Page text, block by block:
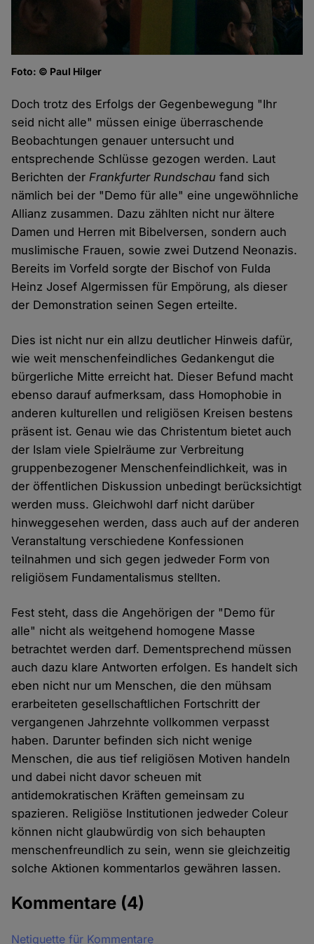
Foto: © Paul Hilger
Doch trotz des Erfolgs der Gegenbewegung "Ihr
seid nicht alle" müssen einige überraschende
Beobachtungen genauer untersucht und
entsprechende Schlüsse gezogen werden. Laut
Berichten der Frankfurter Rundschau fand sich
nämlich bei der "Demo für alle" eine ungewöhnliche
Allianz zusammen. Dazu zählten nicht nur ältere
Damen und Herren mit Bibelversen, sondern auch
muslimische Frauen, sowie zwei Dutzend Neonazis.
Bereits im Vorfeld sorgte der Bischof von Fulda
Heinz Josef Algermissen für Empörung, als dieser
der Demonstration seinen Segen erteilte.
Dies ist nicht nur ein allzu deutlicher Hinweis dafür,
wie weit menschenfeindliches Gedankengut die
bürgerliche Mitte erreicht hat. Dieser Befund macht
ebenso darauf aufmerksam, dass Homophobie in
anderen kulturellen und religiösen Kreisen bestens
präsent ist. Genau wie das Christentum bietet auch
der Islam viele Spielräume zur Verbreitung
gruppenbezogener Menschenfeindlichkeit, was in
der öffentlichen Diskussion unbedingt berücksichtigt
werden muss. Gleichwohl darf nicht darüber
hinweggesehen werden, dass auch auf der anderen
Veranstaltung verschiedene Konfessionen
teilnahmen und sich gegen jedweder Form von
religiösem Fundamentalismus stellten.
Fest steht, dass die Angehörigen der "Demo für
alle" nicht als weitgehend homogene Masse
betrachtet werden darf. Dementsprechend müssen
auch dazu klare Antworten erfolgen. Es handelt sich
eben nicht nur um Menschen, die den mühsam
erarbeiteten gesellschaftlichen Fortschritt der
vergangenen Jahrzehnte vollkommen verpasst
haben. Darunter befinden sich nicht wenige
Menschen, die aus tief religiösen Motiven handeln
und dabei nicht davor scheuen mit
antidemokratischen Kräften gemeinsam zu
spazieren. Religiöse Institutionen jedweder Coleur
können nicht glaubwürdig von sich behaupten
menschenfreundlich zu sein, wenn sie gleichzeitig
solche Aktionen kommentarlos gewähren lassen.
Kommentare (4)
Netiquette für Kommentare